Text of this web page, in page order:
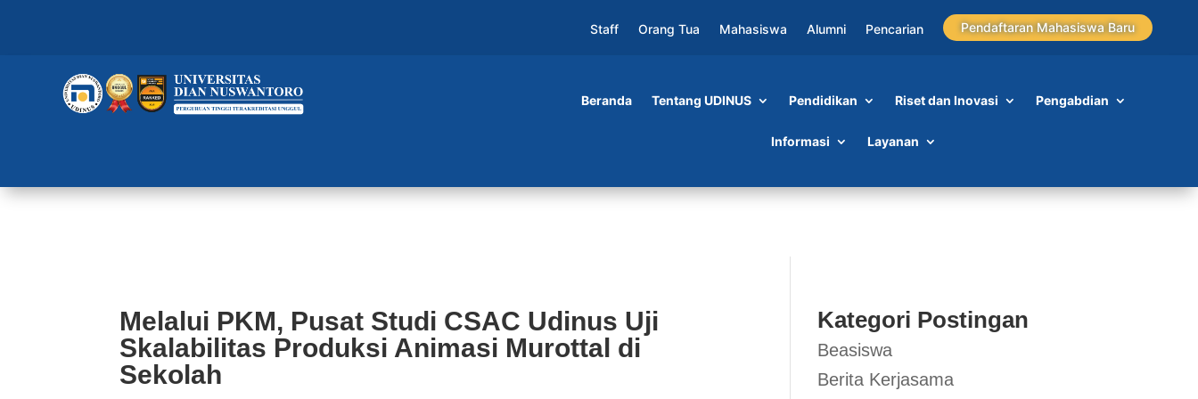
Staff Orang Tua Mahasiswa Alumni Pencarian Pendaftaran Mahasiswa Baru
Beranda Tentang UDINUS Pendidikan Riset dan Inovasi Pengabdian
Informasi Layanan
Melalui PKM, Pusat Studi CSAC Udinus Uji
Skalabilitas Produksi Animasi Murottal di
Sekolah
Kategori Postingan
Beasiswa
Berita Kerjasama